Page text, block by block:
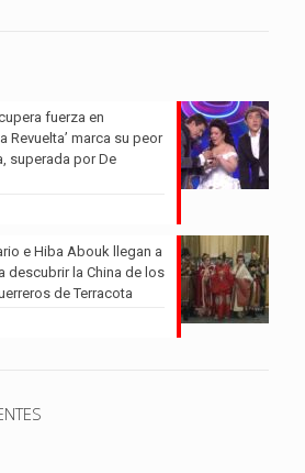
fuerza en
Revuelta’ marca su peor
superada por De
e Hiba Abouk llegan a
descubrir la China de los
de Terracota